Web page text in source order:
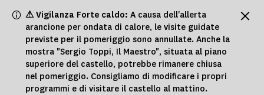
⚠ Vigilanza Forte caldo: A causa dell'allerta
arancione per ondata di calore, le visite guidate
previste per il pomeriggio sono annullate. Anche la
mostra "Sergio Toppi, Il Maestro", situata al piano
superiore del castello, potrebbe rimanere chiusa
nel pomeriggio. Consigliamo di modificare i propri
programmi e di visitare il castello al mattino.